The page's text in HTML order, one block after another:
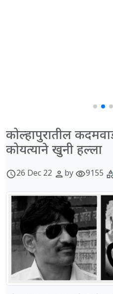
कोल्हापुरातील
कोयत्याने खुनी हल्ला
schedule26 Dec 22 personby visibility9155